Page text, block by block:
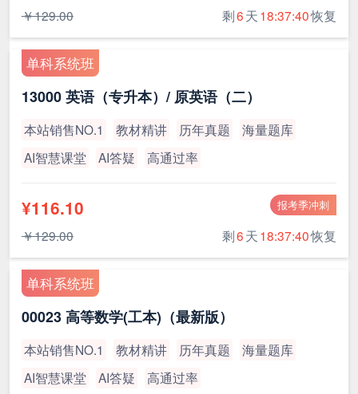
￥129.00 剩6天18:37:39恢复
单科系统班
13000 英语（专升本）/ 原英语（二）
本站销售NO.1 教材精讲 历年真题
海量题库
AI智慧课堂
AI答疑 高通过率
报考季冲刺
¥116.10
￥129.00 剩6天18:37:39恢复
单科系统班
00023 高等数学(工本)（最新版）
本站销售NO.1 教材精讲 历年真题
海量题库
AI智慧课堂
AI答疑 高通过率